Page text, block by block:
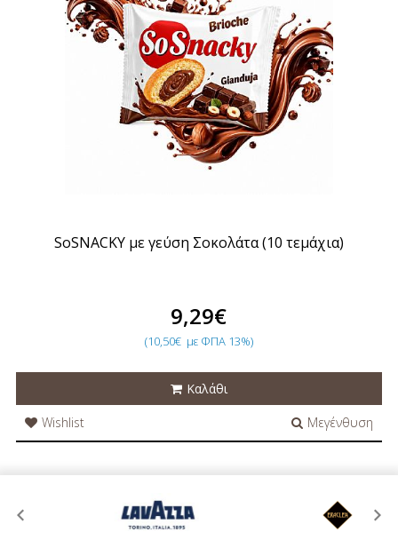
SoSNACKY με γεύση Σοκολάτα (10 τεμάχια)
9,29€
(10,50€ με ΦΠΑ 13%)
Καλάθι
Wishlist
Μεγένθυση